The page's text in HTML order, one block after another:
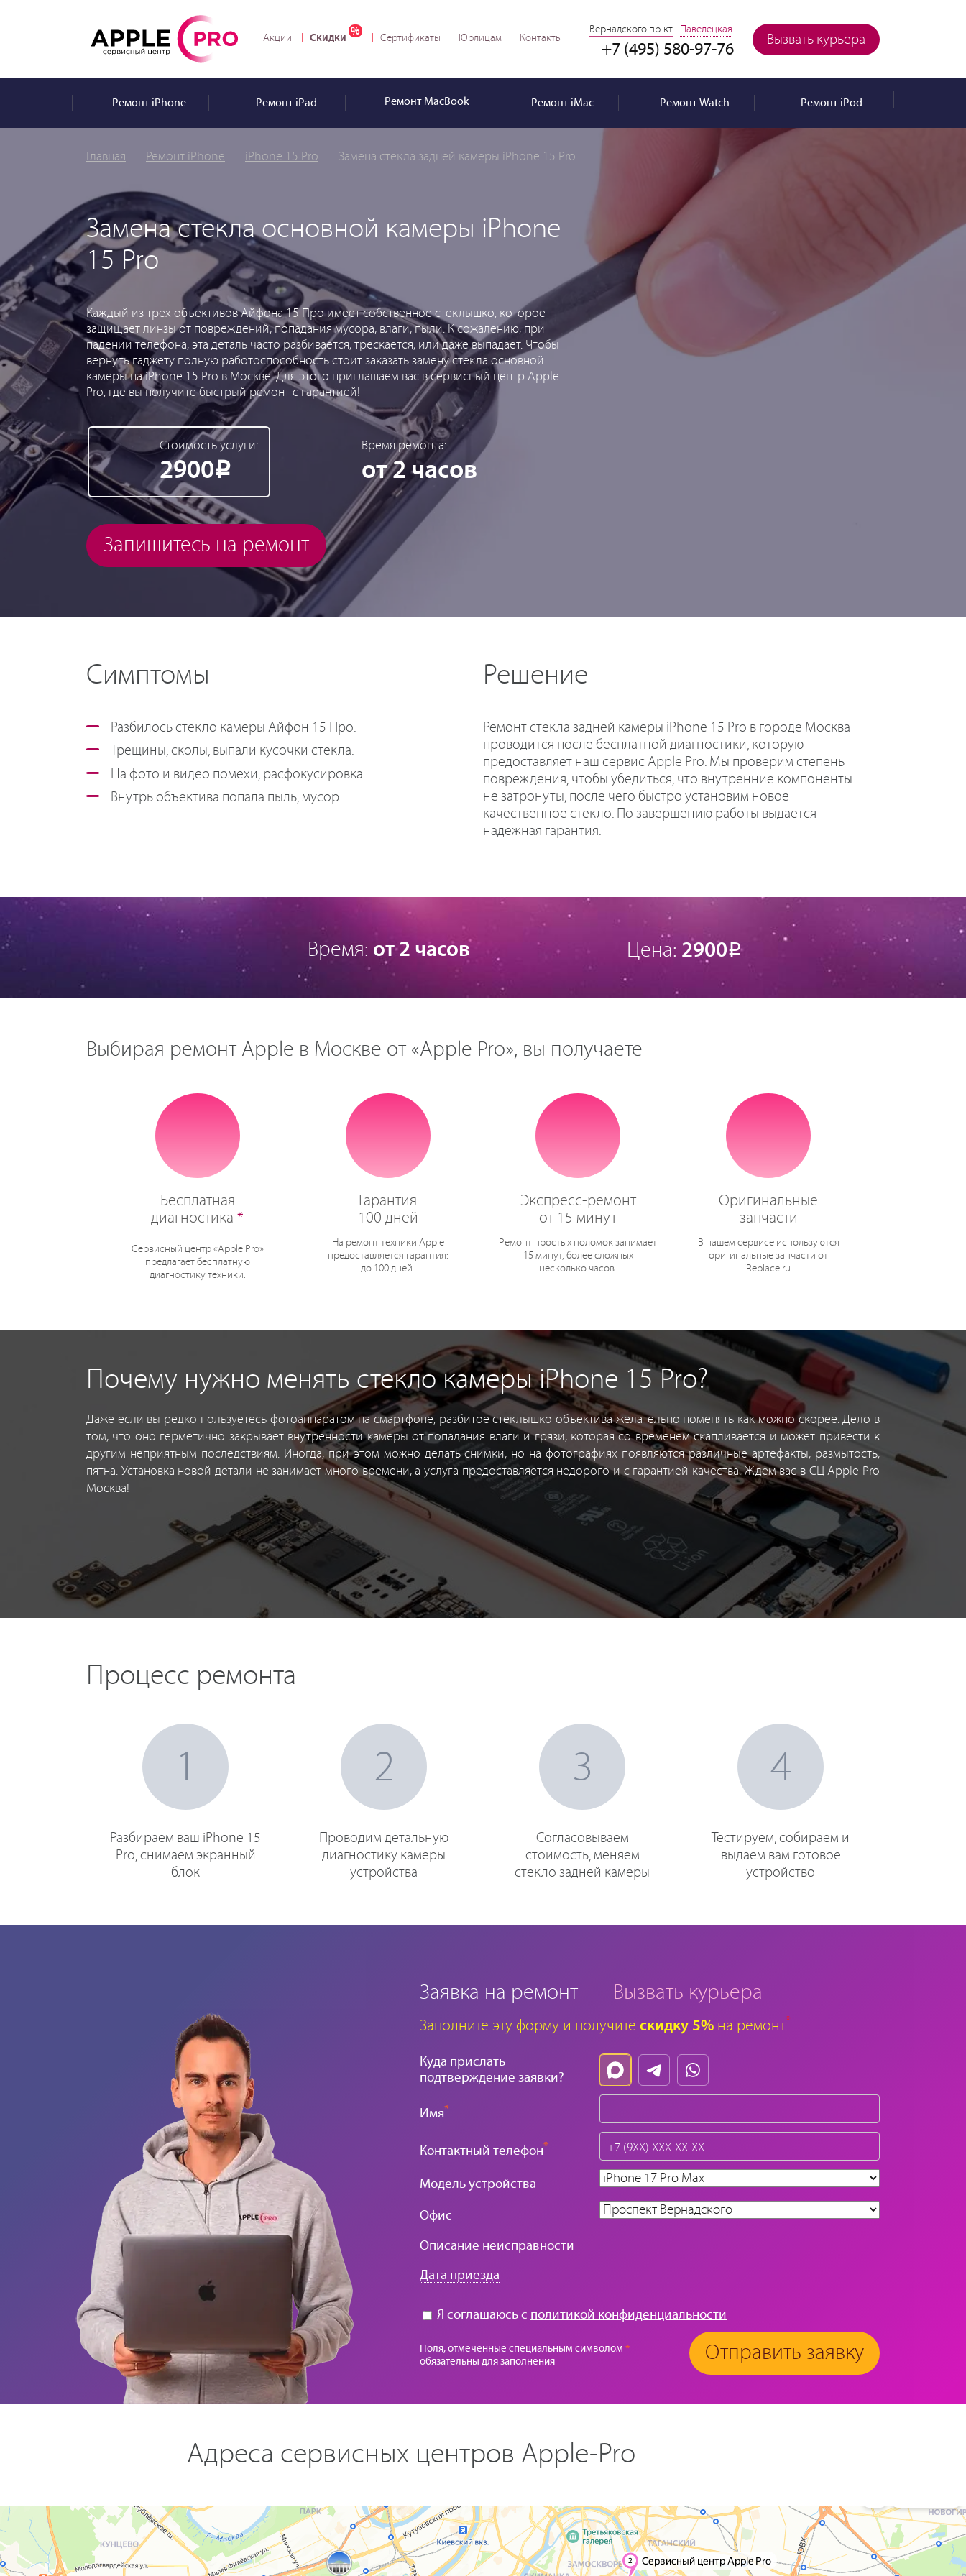
Вызвать курьера
Вернадского пр-кт Павелецкая
+7 (495) 580-97-76
Акции Скидки Сертификаты Юрлицам Контакты
РемонтiPhone РемонтiPad Ремонт MacBook РемонтiMac РемонтWatch РемонтiPod
Главная — Ремонт iPhone — iPhone 15 Pro — Замена стекла задней камеры iPhone 15 Pro
Замена стекла основной камеры iPhone
15 Pro
Каждый из трех объективов Айфона 15 Про имеет собственное стеклышко, которое
защищает линзы от повреждений, попадания мусора, влаги, пыли. К сожалению, при
падении телефона, эта деталь часто разбивается, трескается, или даже выпадает. Чтобы
вернуть гаджету полную работоспособность стоит заказать замену стекла основной
камеры на iPhone 15 Pro в Москве. Для этого приглашаем вас в сервисный центр Apple
Pro, где вы получите быстрый ремонт с гарантией!
Стоимость услуги:
2900Р
Время ремонта:
от 2 часов
Запишитесь на ремонт
Симптомы
Разбилось стекло камеры Айфон 15 Про.
Трещины, сколы, выпали кусочки стекла.
На фото и видео помехи, расфокусировка.
Внутрь объектива попала пыль, мусор.
Решение
Ремонт стекла задней камеры iPhone 15 Pro в городе Москва
проводится после бесплатной диагностики, которую
предоставляет наш сервис Apple Pro. Мы проверим степень
повреждения, чтобы убедиться, что внутренние компоненты
не затронуты, после чего быстро установим новое
качественное стекло. По завершению работы выдается
надежная гарантия.
Время: от 2 часов Цена: 2900Р
Выбирая ремонт Apple в Москве от «Apple Pro», вы получаете
Бесплатная
диагностика*
Сервисный центр «Apple Pro»
предлагает бесплатную
диагностику техники.
Гарантия
100 дней
На ремонт техники Apple
предоставляется гарантия:
до 100 дней.
Экспресс-ремонт
от 15 минут
Ремонт простых поломок занимает
15 минут, более сложных
несколько часов.
Оригинальные
запчасти
В нашем сервисе используются
оригинальные запчасти от
iReplace.ru.
Почему нужно менять стекло камеры iPhone 15 Pro?
Даже если вы редко пользуетесь фотоаппаратом на смартфоне, разбитое стеклышко объектива желательно поменять как можно скорее. Дело в
том, что оно герметично закрывает внутренности камеры от попадания влаги и грязи, которая со временем скапливается и может привести к
другим неприятным последствиям. Иногда, при этом можно делать снимки, но на фотографиях появляются различные артефакты, размытость,
пятна. Установка новой детали не занимает много времени, а услуга предоставляется недорого и с гарантией качества. Ждем вас в СЦ Apple Pro
Москва!
Процесс ремонта
1
Разбираем ваш iPhone 15
Pro, снимаем экранный
блок
2
Проводим детальную
диагностику камеры
устройства
3
Согласовываем
стоимость, меняем
стекло задней камеры
4
Тестируем, собираем и
выдаем вам готовое
устройство
Заявка на ремонт Вызвать курьера
Заполните эту форму и получите скидку 5% на ремонт*
Куда прислать
подтверждение заявки?
Имя*
Контактный телефон*
Модель устройства
Офис
Описание неисправности
Дата приезда
Я соглашаюсь с политикой конфиденциальности
Поля, отмеченные специальным символом *
обязательны для заполнения
Отправить заявку
Адреса сервисных центров Apple-Pro